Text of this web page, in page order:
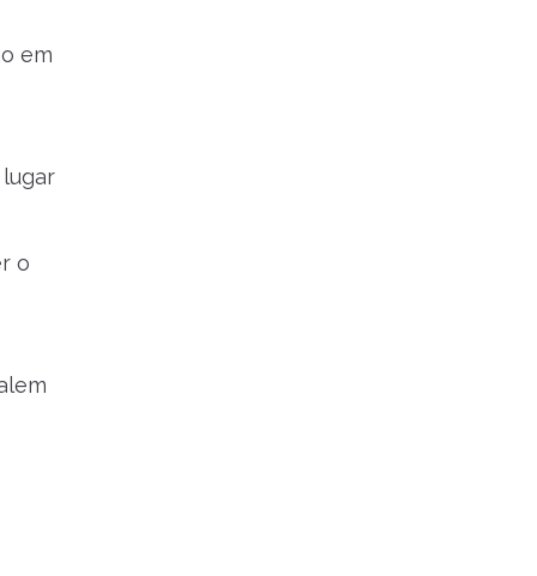
em
o